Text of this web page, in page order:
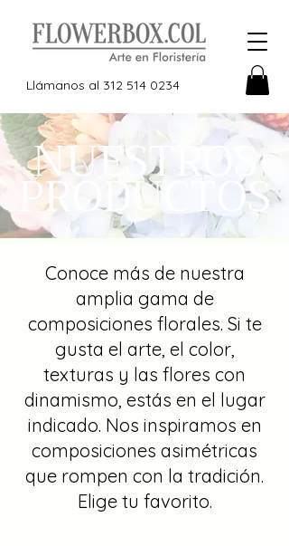
Llámanos al 312 514 0234
NUESTROS
PRODUCTOS
Conoce más de nuestra
amplia gama de
composiciones florales. Si te
gusta el arte, el color,
texturas y las flores con
dinamismo, estás en el lugar
indicado. Nos inspiramos en
composiciones asimétricas
que rompen con la tradición.
Elige tu favorito.